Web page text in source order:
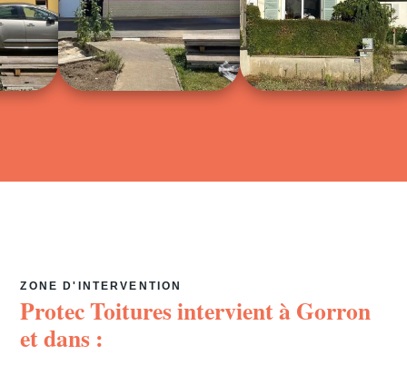
ZONE D'INTERVENTION
Protec Toitures intervient àGorron
et dans :